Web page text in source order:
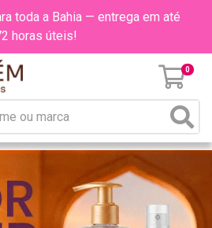
toda a Bahia — entrega em até
horas úteis!
0